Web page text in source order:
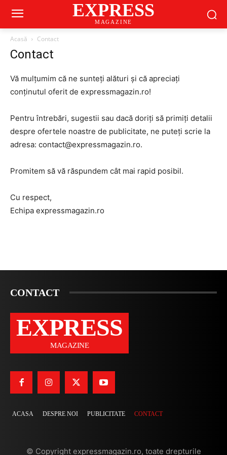
EXPRESS
MAGAZINE
Acasă Contact
Contact
Vă mulțumim că ne sunteți alături și că apreciați
conținutul oferit de expressmagazin.ro!
Pentru întrebări, sugestii sau dacă doriți să primiți detalii
despre ofertele noastre de publicitate, ne puteți scrie la
adresa: contact@expressmagazin.ro.
Promitem să vă răspundem cât mai rapid posibil.
Cu respect,
Echipa expressmagazin.ro
CONTACT
EXPRESS
MAGAZINE
ACASA DESPRE NOI PUBLICITATE CONTACT
© Copyright expressmagazin.ro, toate drepturile